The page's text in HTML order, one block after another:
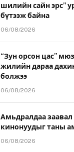
шилийн сайн эрс”
бүтээж байна
06/08/2026
“Зун орсон цас”
жилийн дараа
болжээ
06/08/2026
Амьдралдаа заавал
кинонуудыг таны
06/08/2026